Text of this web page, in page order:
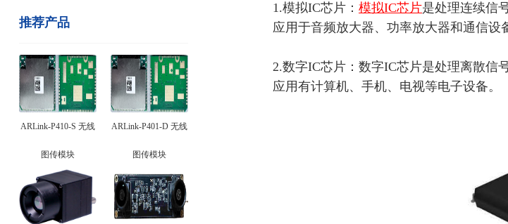
推荐产品
ARLink-P410-S 无线
图传模块
ARLink-P401-D 无线
图传模块
1.模拟IC芯片： 模拟IC芯片是处理连续信
应用于音频放大器、功率放大器和通信设
2.数字IC芯片：数字IC芯片是处理离散信
应用有计算机、手机、电视等电子设备。